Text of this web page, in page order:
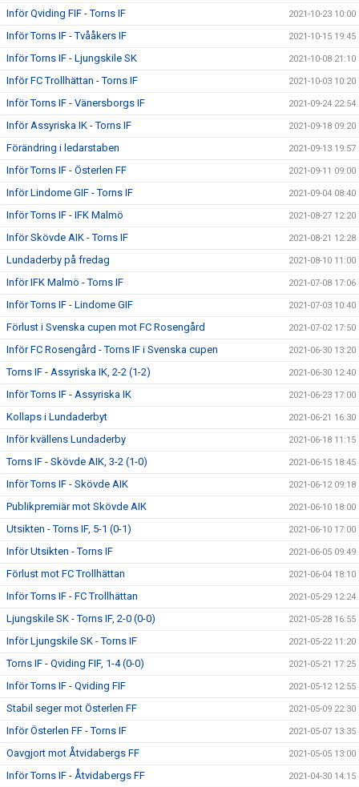
Inför Qviding FIF - Torns IF 2021-10-23 10:00
Inför Torns IF - Tvååkers IF 2021-10-15 19:45
Inför Torns IF - Ljungskile SK 2021-10-08 21:10
Inför FC Trollhättan - Torns IF 2021-10-03 10:20
Inför Torns IF - Vänersborgs IF 2021-09-24 22:54
Inför Assyriska IK - Torns IF 2021-09-18 09:20
Förändring i ledarstaben 2021-09-13 19:57
Inför Torns IF - Österlen FF 2021-09-11 09:00
Inför Lindome GIF - Torns IF 2021-09-04 08:40
Inför Torns IF - IFK Malmö 2021-08-27 12:20
Inför Skövde AIK - Torns IF 2021-08-21 12:28
Lundaderby på fredag 2021-08-10 11:00
Inför IFK Malmö - Torns IF 2021-07-08 17:06
Inför Torns IF - Lindome GIF 2021-07-03 10:40
Förlust i Svenska cupen mot FC Rosengård 2021-07-02 17:50
Inför FC Rosengård - Torns IF i Svenska cupen 2021-06-30 13:20
Torns IF - Assyriska IK, 2-2 (1-2) 2021-06-30 12:40
Inför Torns IF - Assyriska IK 2021-06-23 17:00
Kollaps i Lundaderbyt 2021-06-21 16:30
Inför kvällens Lundaderby 2021-06-18 11:15
Torns IF - Skövde AIK, 3-2 (1-0) 2021-06-15 18:45
Inför Torns IF - Skövde AIK 2021-06-12 09:18
Publikpremiär mot Skövde AIK 2021-06-10 18:00
Utsikten - Torns IF, 5-1 (0-1) 2021-06-10 17:00
Inför Utsikten - Torns IF 2021-06-05 09:49
Förlust mot FC Trollhättan 2021-06-04 18:10
Inför Torns IF - FC Trollhättan 2021-05-29 12:24
Ljungskile SK - Torns IF, 2-0 (0-0) 2021-05-28 16:55
Inför Ljungskile SK - Torns IF 2021-05-22 11:20
Torns IF - Qviding FIF, 1-4 (0-0) 2021-05-21 17:25
Inför Torns IF - Qviding FIF 2021-05-12 12:55
Stabil seger mot Österlen FF 2021-05-09 22:30
Inför Österlen FF - Torns IF 2021-05-07 13:35
Oavgjort mot Åtvidabergs FF 2021-05-05 13:00
Inför Torns IF - Åtvidabergs FF 2021-04-30 14:15